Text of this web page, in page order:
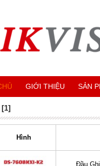
[1]
Hình
Đầu
GIỚI THIỆU SẢN